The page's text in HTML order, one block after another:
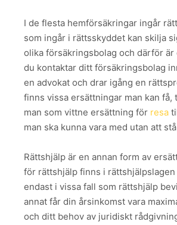
I de flesta hemförsäkringar ingår
som ingår i rättsskyddet kan skilja
olika försäkringsbolag och därför
du kontaktar ditt försäkringsbolag
en advokat och drar igång en
finns vissa ersättningar man kan få,
man som vittne ersättning för resa
man ska kunna vara med utan att
Rättshjälp är en annan form av
för rättshjälp finns i
endast i vissa fall som rättshjälp
annat får din årsinkomst vara
och ditt behov av juridiskt